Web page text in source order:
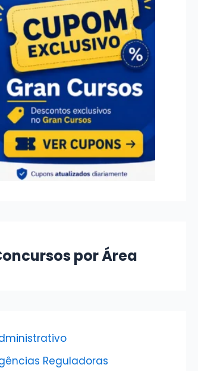
por Área
Reguladoras